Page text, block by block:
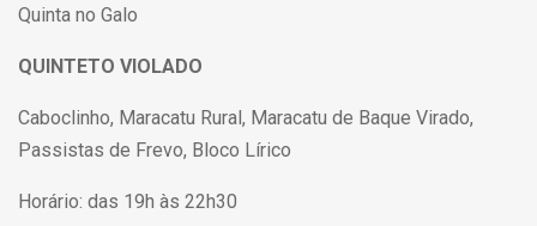
Quinta no Galo
QUINTETO VIOLADO
Caboclinho, Maracatu Rural, Maracatu de Baque Virado,
Passistas de Frevo, Bloco Lírico
Horário: das 19h às 22h30